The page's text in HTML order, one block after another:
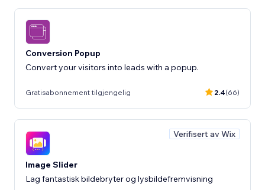
Conversion Popup
Convert your visitors into leads with a popup.
Gratisabonnement tilgjengelig 2.4(66)
Verifisert av Wix
Image Slider
Lag fantastisk bildebryter og lysbildefremvisning